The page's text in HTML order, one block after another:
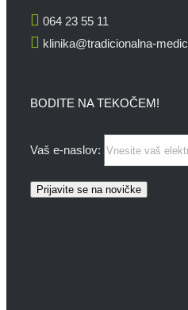
064 23 55 11
klinika@tradicionalna-
BODITE NA TEKOČEM!
Vaš e-naslov: